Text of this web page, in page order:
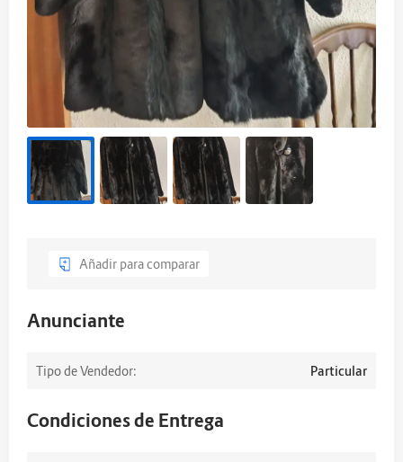
Añadir para comparar
Anunciante
Tipo de Vendedor: Particular
Condiciones de Entrega